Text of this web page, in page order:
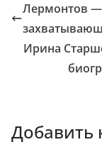
Лермонтов —
Ирина
Добавить